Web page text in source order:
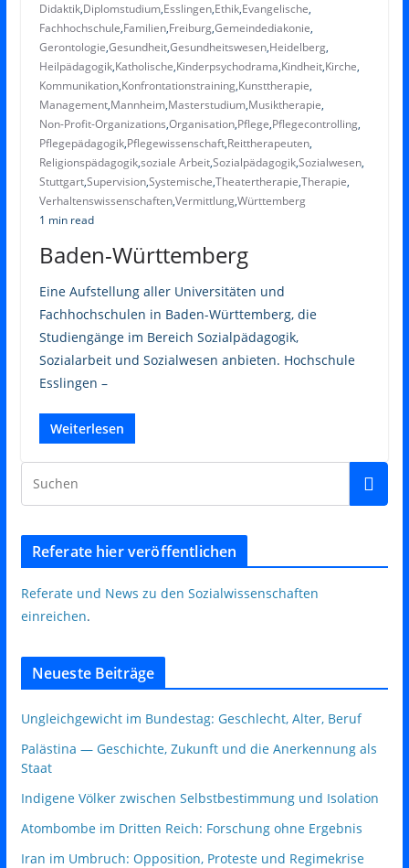
Didaktik,Diplomstudium,Esslingen,Ethik,Evangelische,
Fachhochschule,Familien,Freiburg,Gemeindediakonie,
Gerontologie,Gesundheit,Gesundheitswesen,Heidelberg,
Heilpädagogik,Katholische,Kinderpsychodrama,Kindheit,Kirche,
Kommunikation,Konfrontationstraining,Kunsttherapie,
Management,Mannheim,Masterstudium,Musiktherapie,
Non-Profit-Organizations,Organisation,Pflege,Pflegecontrolling,
Pflegepädagogik,Pflegewissenschaft,Reittherapeuten,
Religionspädagogik,soziale Arbeit,Sozialpädagogik,Sozialwesen,
Stuttgart,Supervision,Systemische,Theatertherapie,Therapie,
Verhaltenswissenschaften,Vermittlung,Württemberg
1 min read
Baden-Württemberg
Eine Aufstellung aller Universitäten und
Fachhochschulen in Baden-Württemberg, die
Studiengänge im Bereich Sozialpädagogik,
Sozialarbeit und Sozialwesen anbieten. Hochschule
Esslingen –
Weiterlesen
Referate hier veröffentlichen
Referate und News zu den Sozialwissenschaften
einreichen.
Neueste Beiträge
Ungleichgewicht im Bundestag: Geschlecht, Alter, Beruf
Palästina — Geschichte, Zukunft und die Anerkennung als
Staat
Indigene Völker zwischen Selbstbestimmung und Isolation
Atombombe im Dritten Reich: Forschung ohne Ergebnis
Iran im Umbruch: Opposition, Proteste und Regimekrise